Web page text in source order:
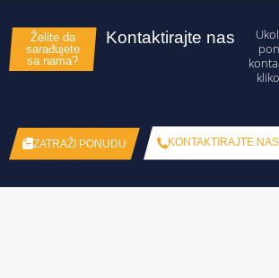
Želite da
sarađujete
sa nama?
Kontaktirajte nas
ZATRAŽI PONUDU KONTAKTIRAJTE NAS